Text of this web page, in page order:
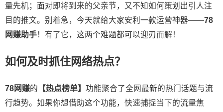
量先机；面对即将到来的父亲节，又不知如何策划出引人注
目的推文。别着急，今天就给大家安利一款运营神器——78
网赚助手！有了它，这两个难题都可以迎刃而解！
如何及时抓住网络热点？
78网赚的 【热点榜单】 功能聚合了全网最新的热门话题与流
行趋势。如果你想借助这个功能，快速捕捉当下的流量焦